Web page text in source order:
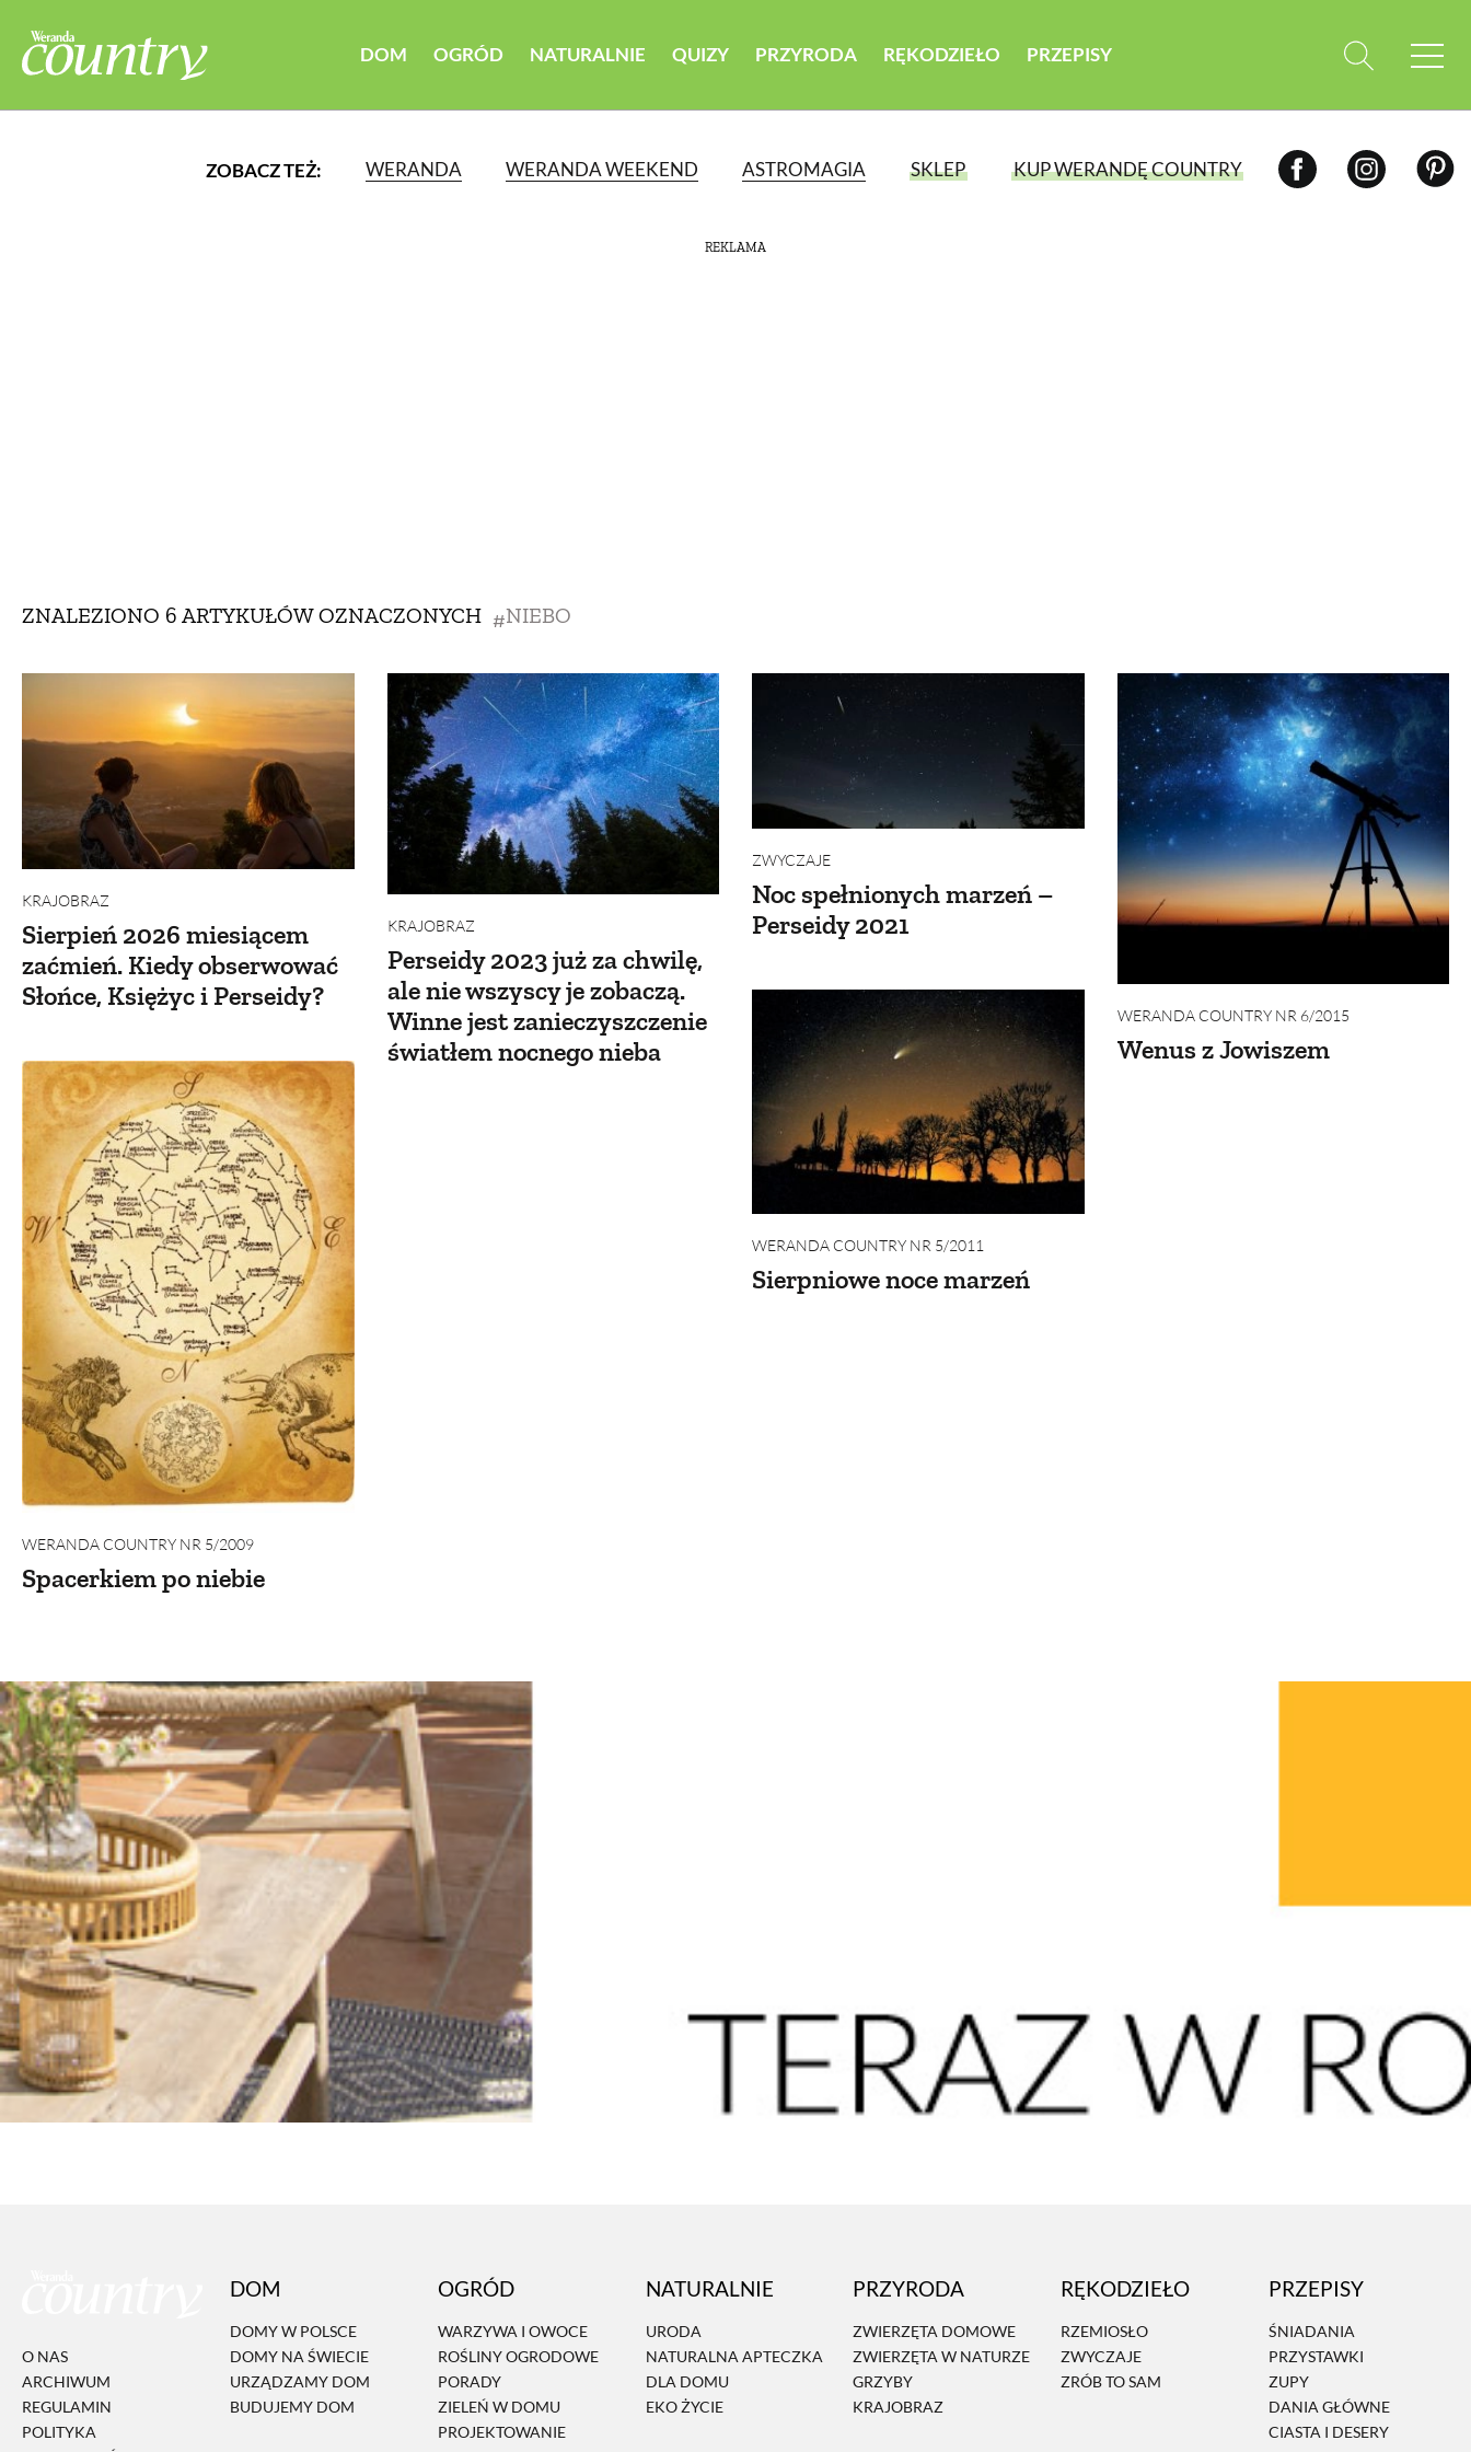
DOM OGRÓD NATURALNIE QUIZY PRZYRODA RĘKODZIEŁO PRZEPISY
ZOBACZ TEŻ: WERANDA WERANDA WEEKEND ASTROMAGIA SKLEP KUP WERANDĘ COUNTRY
REKLAMA
ZNALEZIONO 6 ARTYKUŁÓWOZNACZONYCH NIEBO
KRAJOBRAZ
Sierpień 2026 miesiącem
zaćmień. Kiedy obserwować
Słońce, Księżyc i Perseidy?
KRAJOBRAZ
Perseidy 2023 już za chwilę,
ale nie wszyscy je zobaczą.
Winne jest zanieczyszczenie
światłem nocnego nieba
ZWYCZAJE
Noc spełnionych marzeń –
Perseidy 2021
WERANDA COUNTRY NR 6/2015
Wenus z Jowiszem
WERANDA COUNTRY NR 5/2011
Sierpniowe noce marzeń
WERANDA COUNTRY NR 5/2009
Spacerkiem po niebie
O NAS
ARCHIWUM
REGULAMIN
POLITYKA
DOM
DOMY W POLSCE
DOMY NA ŚWIECIE
URZĄDZAMY DOM
BUDUJEMY DOM
OGRÓD
WARZYWA I OWOCE
ROŚLINY OGRODOWE
PORADY
ZIELEŃ W DOMU
PROJEKTOWANIE
NATURALNIE
URODA
NATURALNA APTECZKA
DLA DOMU
EKO ŻYCIE
PRZYRODA
ZWIERZĘTA DOMOWE
ZWIERZĘTA W NATURZE
GRZYBY
KRAJOBRAZ
RĘKODZIEŁO
RZEMIOSŁO
ZWYCZAJE
ZRÓB TO SAM
PRZEPISY
ŚNIADANIA
PRZYSTAWKI
ZUPY
DANIA GŁÓWNE
CIASTA I DESERY
DLA DOMU EKO ŻYCIE PRZYRODA ZWIERZĘTA DOMOWE
ZWIERZĘTA W NATURZE GRZYBY KRAJOBRAZ RĘKODZIEŁO RZEMIOSŁO
ZWYCZAJE ZRÓB TO SAM PRZEPISY ŚNIADANIA PRZYSTAWKI ZUPY
DANIA GŁÓWNE CIASTA I DESERY INNE